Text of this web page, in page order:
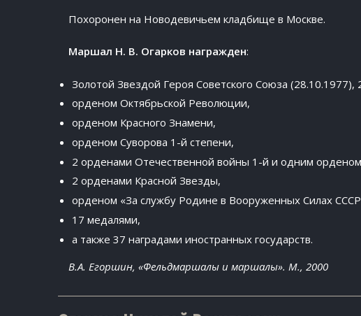
Похоронен на Новодевичьем кладбище в Москве.
Маршал Н. В. Огарков награжден:
Золотой Звездой Героя Советского Союза
орденом Октябрьской Революции,
орденом Красного Знамени,
орденом Суворова 1-й степени,
2 орденами Отечественной войны 1-й и одним
2 орденами Красной Звезды,
орденом «За службу Родине в Вооруженных Силах
17 медалями,
а также 37 наградами иностранных государств.
В.А. Егоршин, «Фельдмаршалы и маршалы». М., 2000